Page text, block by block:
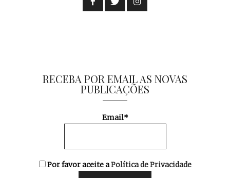
RECEBA POR EMAIL AS NOVAS
PUBLICAÇÕES
Email*
Por favor aceite aPolítica de Privacidade